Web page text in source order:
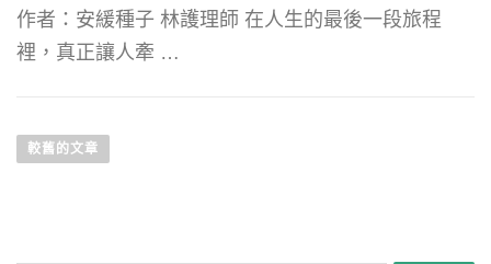
作者：安緩種子 林護理師 在人生的最後一段旅程
裡，真正讓人牽 …
較舊的文章